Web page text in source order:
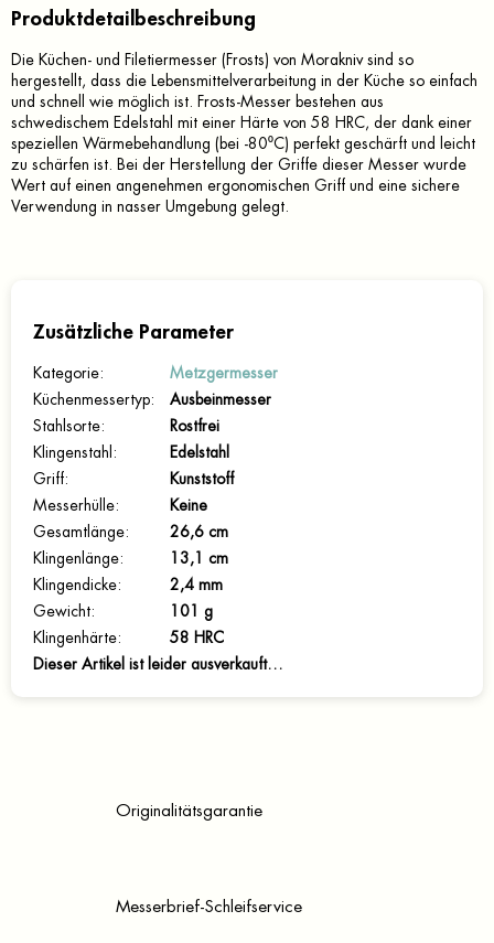
Produktdetailbeschreibung
Die Küchen- und Filetiermesser (Frosts) von Morakniv sind so
hergestellt, dass die Lebensmittelverarbeitung in der Küche so einfach
und schnell wie möglich ist. Frosts-Messer bestehen aus
schwedischem Edelstahl mit einer Härte von 58 HRC, der dank einer
speziellen Wärmebehandlung (bei -80⁰C) perfekt geschärft und leicht
zu schärfen ist. Bei der Herstellung der Griffe dieser Messer wurde
Wert auf einen angenehmen ergonomischen Griff und eine sichere
Verwendung in nasser Umgebung gelegt.
Zusätzliche Parameter
Kategorie:
Metzgermesser
Küchenmessertyp:
Ausbeinmesser
Stahlsorte:
Rostfrei
Klingenstahl :
Edelstahl
Griff:
Kunststoff
Messerhülle:
Keine
Gesamtlänge:
26,6 cm
Klingenlänge:
13,1 cm
Klingendicke:
2,4 mm
Gewicht:
101 g
Klingenhärte:
58 HRC
Dieser Artikel ist leider ausverkauft…
Originalitätsgarantie
Messerbrief-Schleifservice